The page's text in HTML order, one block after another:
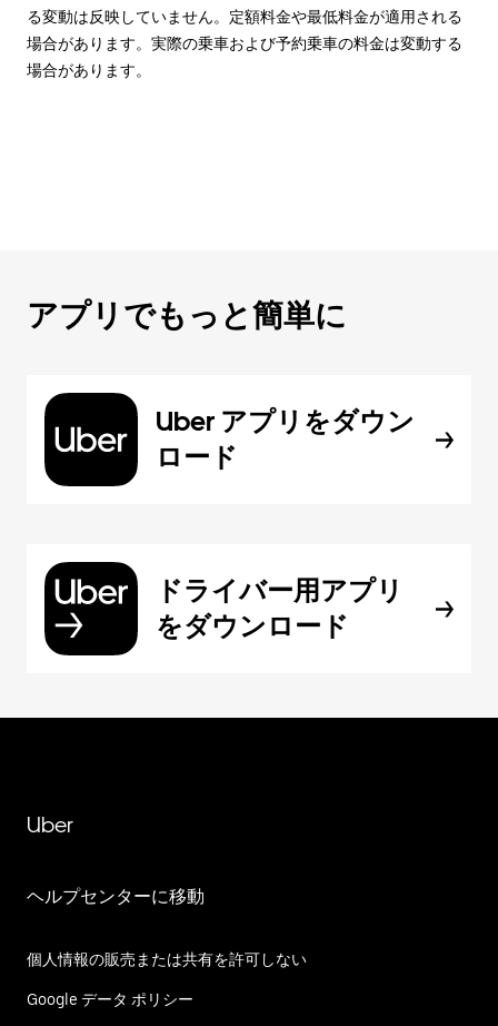
る変動は反映していません。定額料金や最低料金が適用される
場合があります。実際の乗車および予約乗車の料金は変動する
場合があります。
アプリでもっと簡単に
Uber アプリをダウン
ロード
ドライバー用アプリ
をダウンロード
Uber
ヘルプセンターに移動
個人情報の販売または共有を許可しない
Google データ ポリシー